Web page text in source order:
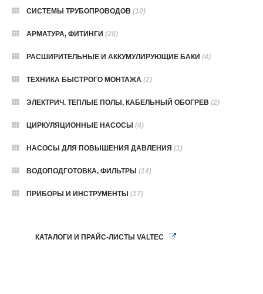
СИСТЕМЫ ТРУБОПРОВОДОВ (10)
АРМАТУРА, ФИТИНГИ (28)
РАСШИРИТЕЛЬНЫЕ И АККУМУЛИРУЮЩИЕ БАКИ (4)
ТЕХНИКА БЫСТРОГО МОНТАЖА (2)
ЭЛЕКТРИЧ. ТЕПЛЫЕ ПОЛЫ, КАБЕЛЬНЫЙ ОБОГРЕВ (2)
ЦИРКУЛЯЦИОННЫЕ НАСОСЫ (4)
НАСОСЫ ДЛЯ ПОВЫШЕНИЯ ДАВЛЕНИЯ (1)
ВОДОПОДГОТОВКА, ФИЛЬТРЫ (14)
ПРИБОРЫ И ИНСТРУМЕНТЫ (17)
КАТАЛОГИ И ПРАЙС-ЛИСТЫ VALTEC